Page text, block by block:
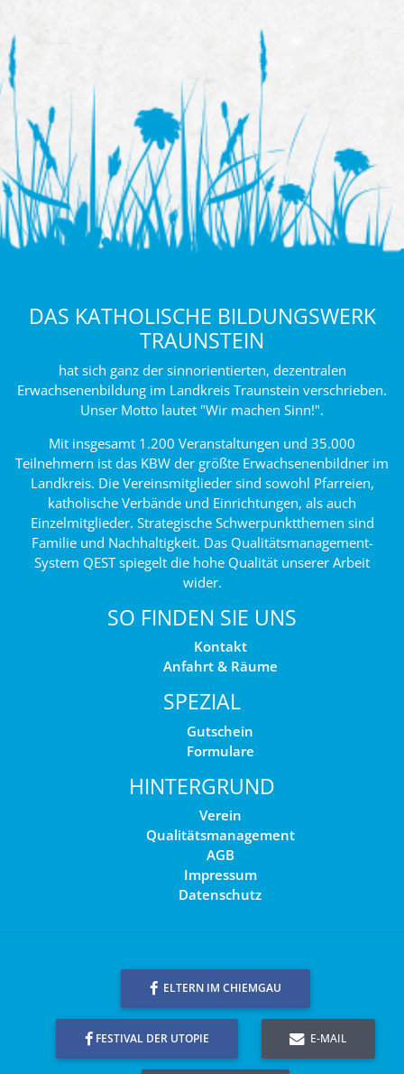
DAS KATHOLISCHE BILDUNGSWERK
TRAUNSTEIN
hat sich ganz der sinnorientierten, dezentralen
Erwachsenenbildung im Landkreis Traunstein verschrieben.
Unser Motto lautet "Wir machen Sinn!".
Mit insgesamt 1.200 Veranstaltungen und 35.000
Teilnehmern ist das KBW der größte Erwachsenenbildner im
Landkreis. Die Vereinsmitglieder sind sowohl Pfarreien,
katholische Verbände und Einrichtungen, als auch
Einzelmitglieder. Strategische Schwerpunktthemen sind
Familie und Nachhaltigkeit. Das Qualitätsmanagement-
System QEST spiegelt die hohe Qualität unserer Arbeit
wider.
SO FINDEN SIE UNS
Kontakt
Anfahrt & Räume
SPEZIAL
Gutschein
Formulare
HINTERGRUND
Verein
Qualitätsmanagement
AGB
Impressum
Datenschutz
ELTERN IM CHIEMGAU
FESTIVAL DER UTOPIE E-MAIL